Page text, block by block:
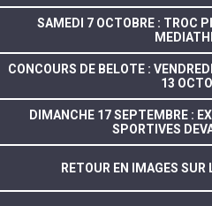
SAMEDI 7 OCTOBRE : TROC
CONCOURS DE BELOTE :
13
DIMANCHE 17 SEPTEMBRE :
SPORTIVES
RETOUR EN IMAGES